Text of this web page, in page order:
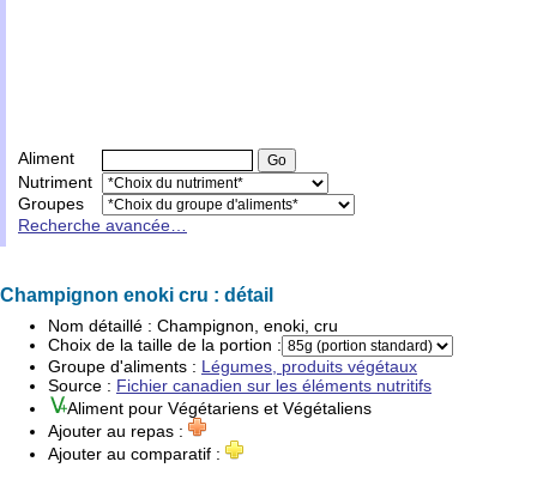
Aliment
Nutriment
Groupes
Recherche avancée…
Champignon enoki cru : détail
Nom détaillé : Champignon, enoki, cru
Choix de la taille de la portion :
Groupe d'aliments : Légumes, produits végétaux
Source : Fichier canadien sur les éléments nutritifs
Aliment pour Végétariens et Végétaliens
Ajouter au repas :
Ajouter au comparatif :